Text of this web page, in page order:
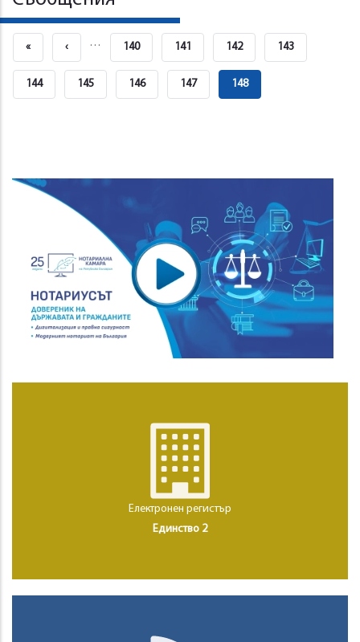
Pagination
First
Page
« Previous
Page
‹ … Страница
140 Страница
141 Страница
142 Страница
143
Страница
144 Страница
145 Страница
146 Страница
147 Current
148
Електронен регистър
Единство 2